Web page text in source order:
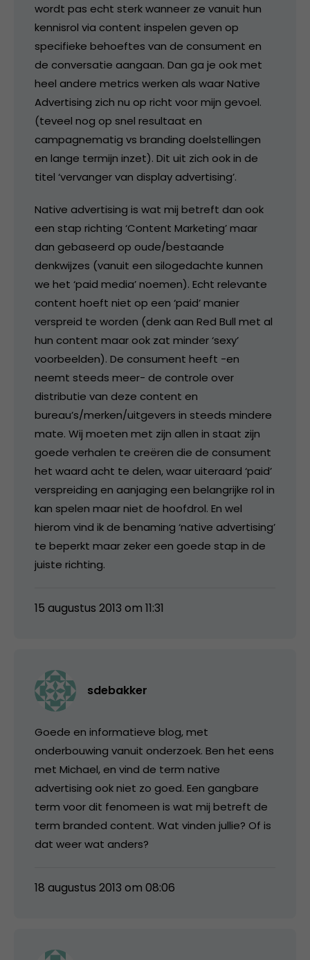
wordt pas echt sterk wanneer ze vanuit hun
kennisrol via content inspelen geven op
specifieke behoeftes van de consument en
de conversatie aangaan. Dan ga je ook met
heel andere metrics werken als waar Native
Advertising zich nu op richt voor mijn gevoel.
(teveel nog op snel resultaat en
campagnematig vs branding doelstellingen
en lange termijn inzet). Dit uit zich ook in de
titel ‘vervanger van display advertising’.
Native advertising is wat mij betreft dan ook
een stap richting ‘Content Marketing’ maar
dan gebaseerd op oude/bestaande
denkwijzes (vanuit een silogedachte kunnen
we het ‘paid media’ noemen). Echt relevante
content hoeft niet op een ‘paid’ manier
verspreid te worden (denk aan Red Bull met al
hun content maar ook zat minder ‘sexy’
voorbeelden). De consument heeft -en
neemt steeds meer- de controle over
distributie van deze content en
bureau’s/merken/uitgevers in steeds mindere
mate. Wij moeten met zijn allen in staat zijn
goede verhalen te creëren die de consument
het waard acht te delen, waar uiteraard ‘paid’
verspreiding en aanjaging een belangrijke rol in
kan spelen maar niet de hoofdrol. En wel
hierom vind ik de benaming ‘native advertising’
te beperkt maar zeker een goede stap in de
juiste richting.
15 augustus 2013 om 11:31
sdebakker
Goede en informatieve blog, met
onderbouwing vanuit onderzoek. Ben het eens
met Michael, en vind de term native
advertising ook niet zo goed. Een gangbare
term voor dit fenomeen is wat mij betreft de
term branded content. Wat vinden jullie? Of is
dat weer wat anders?
18 augustus 2013 om 08:06